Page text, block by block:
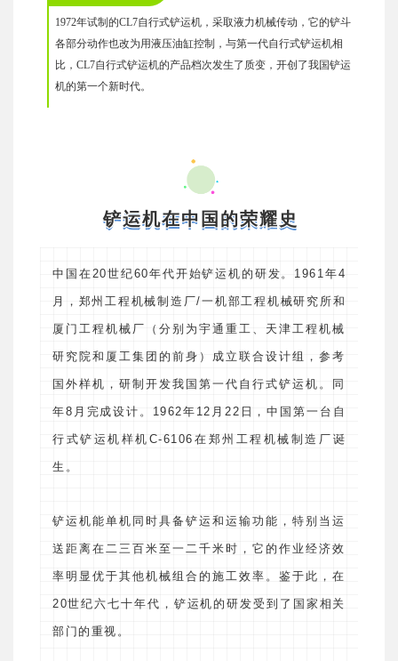
1972年试制的CL7自行式铲运机，采取液力机械传动，它的铲斗
各部分动作也改为用液压油缸控制，与第一代自行式铲运机相
比，CL7自行式铲运机的产品档次发生了质变，开创了我国铲运
机的第一个新时代。
铲运机在中国的荣耀史
中国在20世纪60年代开始铲运机的研发。1961年4
月，郑州工程机械制造厂/一机部工程机械研究所和
厦门工程机械厂（分别为宇通重工、天津工程机械
研究院和厦工集团的前身）成立联合设计组，参考
国外样机，研制开发我国第一代自行式铲运机。同
年8月完成设计。1962年12月22日，中国第一台自
行式铲运机样机C-6106在郑州工程机械制造厂诞
生。
铲运机能单机同时具备铲运和运输功能，特别当运
送距离在二三百米至一二千米时，它的作业经济效
率明显优于其他机械组合的施工效率。鉴于此，在
20世纪六七十年代，铲运机的研发受到了国家相关
部门的重视。